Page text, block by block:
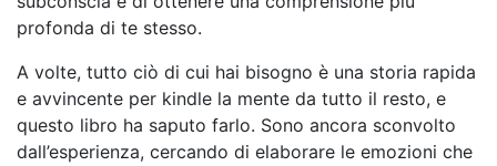
profonda di te stesso.
A volte, tutto ciò di cui hai bisogno è una storia rapida
e avvincente per kindle la mente da tutto il resto, e
questo libro ha saputo farlo. Sono ancora sconvolto
dall’esperienza, cercando di elaborare le emozioni che